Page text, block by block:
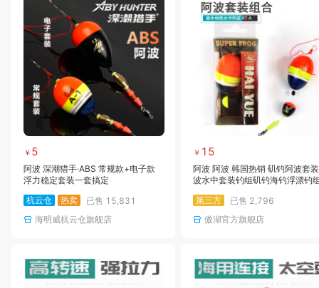
黑坑饵料
路亚装备 海钓竿 海钓轮 海钓线
￥ 5
阿波 深潮猎手·ABS 常规款+电子款
浮力稳定套装一套搞定
杭云仓
热卖 已售 15,831
海明威杭云仓旗舰店
￥ 15
阿波 阿波 韩国热销 矶钓阿波套
波水中套装钓组矶钓海钓浮漂钓
第三方
已售 2,796
傲湖官方旗舰店